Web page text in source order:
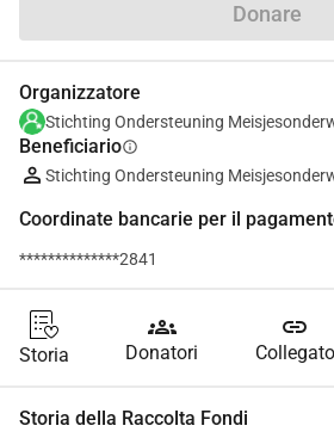
Donare
Organizzatore
Stichting Ondersteuning
Beneficiarioinfo
Stichting Ondersteuning
Coordinate bancarie per il
**************2841
Storia
groups
Donatori
link
Collegato
Storia della Raccolta Fondi